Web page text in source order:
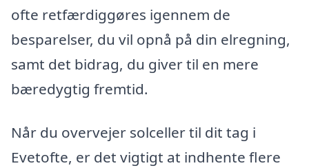
ofte retfærdiggøres igennem de
besparelser, du vil opnå på din elregning,
samt det bidrag, du giver til en mere
bæredygtig fremtid.
Når du overvejer solceller til dit tag i
Evetofte, er det vigtigt at indhente flere